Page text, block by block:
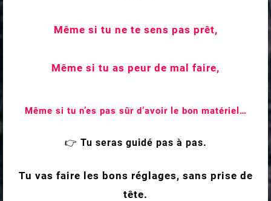
Même si tu ne te sens pas prêt,
Même si tu as peur de mal faire,
Même si tu n’es pas sûr d’avoir le bon matériel…
👉 Tu seras guidé pas à pas.
Tu vas faire les bons réglages, sans prise de
tête.